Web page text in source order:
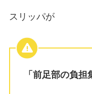
スリッパが
「前足部の負